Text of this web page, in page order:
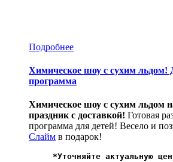
Подробнее
Химическое шоу с сухим льдом!
программа
Химическое шоу с сухим льдом
праздник с доставкой! Готовая
программа для детей! Весело и
Слайм в подарок!
*Уточняйте актуальную